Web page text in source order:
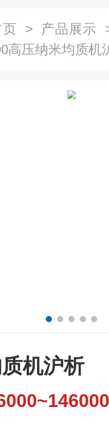
> 产品展示
高压纳米均质机
机沪析